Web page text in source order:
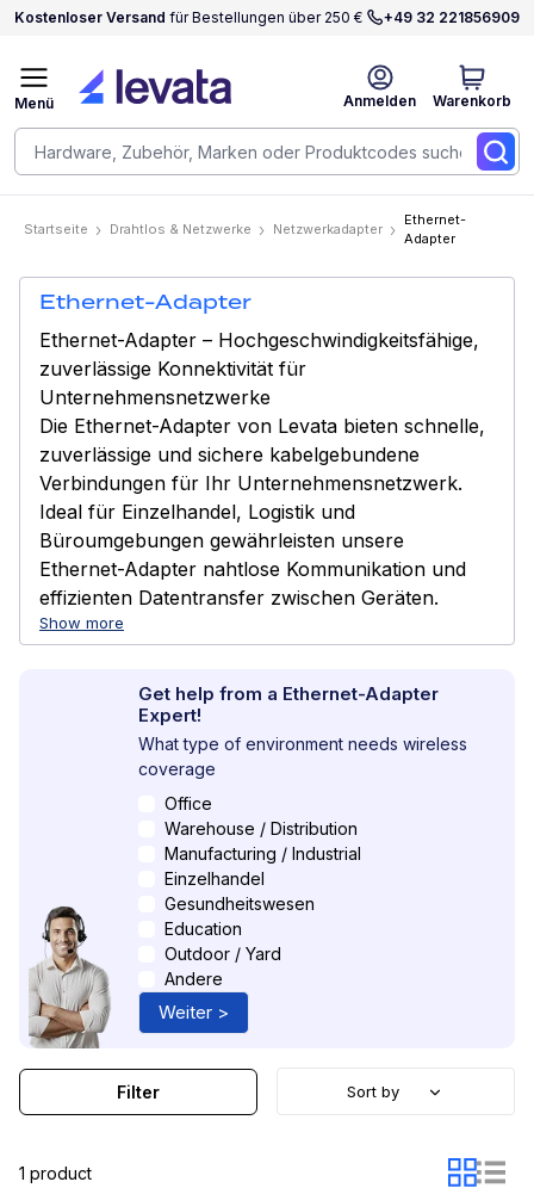
Kostenloser Versand für Bestellungen über 250 € +49 32 221856909
Anmelden Warenkorb
Menü
Startseite Drahtlos & Netzwerke Netzwerkadapter
Ethernet-
Adapter
Ethernet-Adapter
Ethernet-Adapter – Hochgeschwindigkeitsfähige,
zuverlässige Konnektivität für
Unternehmensnetzwerke
Die Ethernet-Adapter von Levata bieten schnelle,
zuverlässige und sichere kabelgebundene
Verbindungen für Ihr Unternehmensnetzwerk.
Ideal für Einzelhandel, Logistik und
Büroumgebungen gewährleisten unsere
Ethernet-Adapter nahtlose Kommunikation und
effizienten Datentransfer zwischen Geräten.
Show more
Get help from a Ethernet-Adapter
Expert!
What type of environment needs wireless
coverage
Office
Warehouse / Distribution
Manufacturing / Industrial
Einzelhandel
Gesundheitswesen
Education
Outdoor / Yard
Andere
Weiter >
1 product
Filter Sort by